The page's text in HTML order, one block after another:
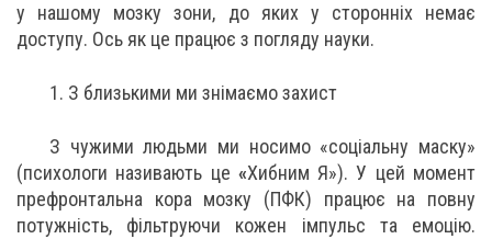
у нашому мозку зони, до яких у сторонніх немає
доступу. Ось як це працює з погляду науки.
1. З близькими ми знімаємо захист
З чужими людьми ми носимо «соціальну маску»
(психологи називають це «Хибним Я»). У цей момент
префронтальна кора мозку (ПФК) працює на повну
потужність, фільтруючи кожен імпульс та емоцію.